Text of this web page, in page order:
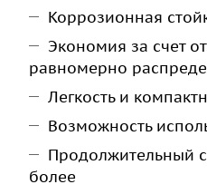
Коррозионная
Экономия за счет
равномерно
Легкость и
Возможность
Продолжительный
более